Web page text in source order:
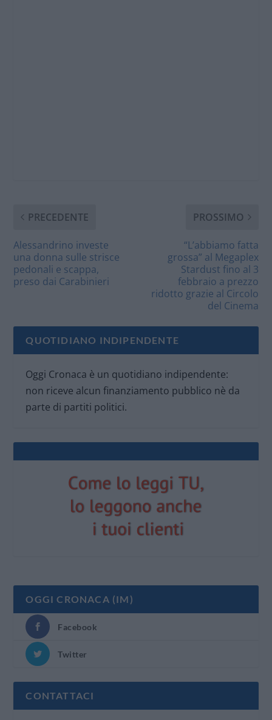
PRECEDENTE
Alessandrino investe
una donna sulle strisce
pedonali e scappa,
preso dai Carabinieri
PROSSIMO
“L’abbiamo fatta
grossa” al Megaplex
Stardust fino al 3
febbraio a prezzo
ridotto grazie al Circolo
del Cinema
QUOTIDIANO INDIPENDENTE
Oggi Cronaca è un quotidiano indipendente:
non riceve alcun finanziamento pubblico nè da
parte di partiti politici.
OGGI CRONACA (IM)
Facebook
Twitter
CONTATTACI